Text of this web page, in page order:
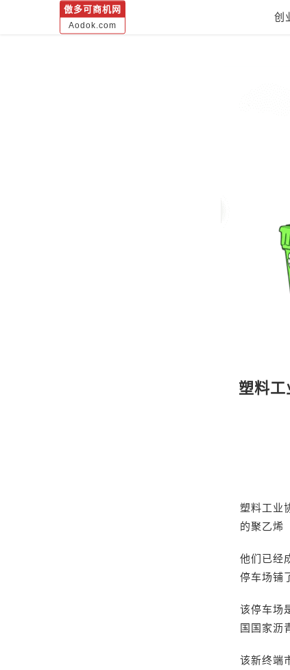
傲多可商机网
Aodok.com
创
塑料
塑料工业
的聚乙烯
他们已经
停车场铺
该停车场
国国家沥
该新终端